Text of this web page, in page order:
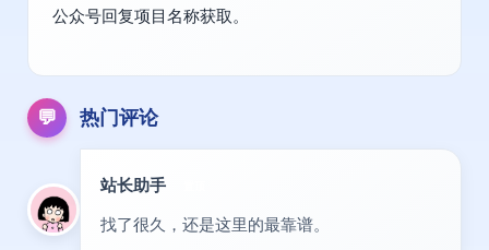
公众号回复项目名称获取。
💬 热门评论
站长助手
找了很久，还是这里的最靠谱。